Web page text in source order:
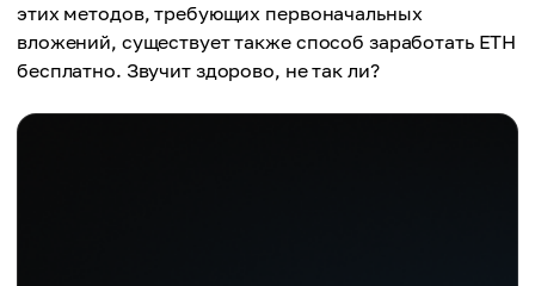
этих методов, требующих первоначальных
вложений, существует также способ заработать ETH
бесплатно. Звучит здорово, не так ли?